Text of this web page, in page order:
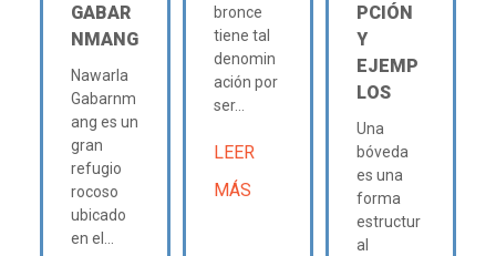
GABAR
NMANG
Nawarla
Gabarnm
ang es un
gran
refugio
rocoso
ubicado
en el...
bronce
tiene tal
denomin
ación por
ser...
LEER
MÁS
PCIÓN
Y
EJEMP
LOS
Una
bóveda
es una
forma
estructur
al